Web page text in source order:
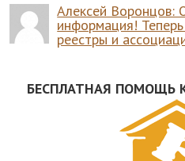
Алексей Воронцов:
информация!
реестры и
БЕСПЛАТНАЯ ПОМОЩЬ